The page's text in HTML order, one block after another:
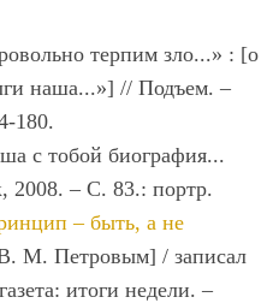
терпим зло...» : [о
наша...»] // Подъем. –
180.
с тобой биография...
2008. – С. 83.: портр.
– быть, а не
М. Петровым] / записал
итоги недели. –